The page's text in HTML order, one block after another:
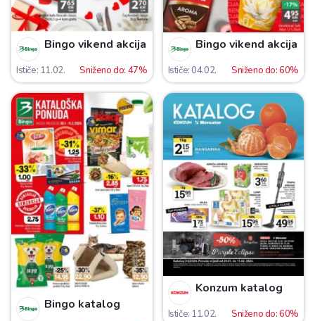
Bingo vikend akcija
Ističe: 11.02. Sniženo do: 47%
Bingo vikend akcija
Ističe: 04.02. Sniženo do: 60%
Bingo katalog
Konzum katalog
Ističe: 11.02. Sniženo do: 60%